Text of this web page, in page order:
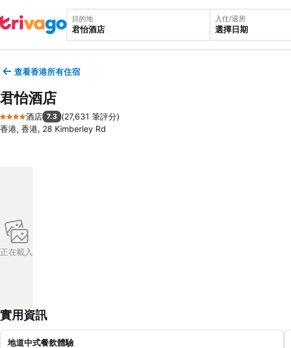
目的地 入住/退房
選擇日期
查看香港所有住宿
君怡酒店
4 星級
酒店 7.3 (27,631 筆評分)
香港, 香港, 28 Kimberley Rd
正在載入
實用資訊
地道中式餐飲體驗